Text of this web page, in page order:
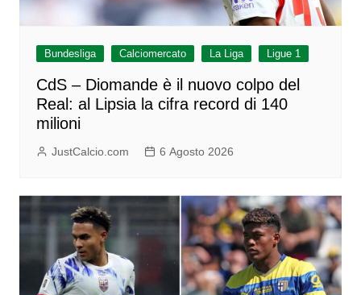
Bundesliga Calciomercato La Liga Ligue 1
CdS – Diomande è il nuovo colpo del
Real: al Lipsia la cifra record di 140
milioni
JustCalcio.com 6 Agosto 2026